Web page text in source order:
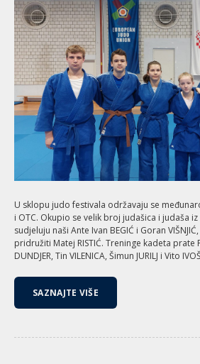
U sklopu judo festivala održavaju se
i OTC. Okupio se velik broj judašica i judaša iz
sudjeluju naši Ante Ivan BEGIĆ i Goran
pridružiti Matej RISTIĆ. Treninge kadeta prate
DUNDJER, Tin VILENICA, Šimun JURILJ i Vito
SAZNAJTE VIŠE